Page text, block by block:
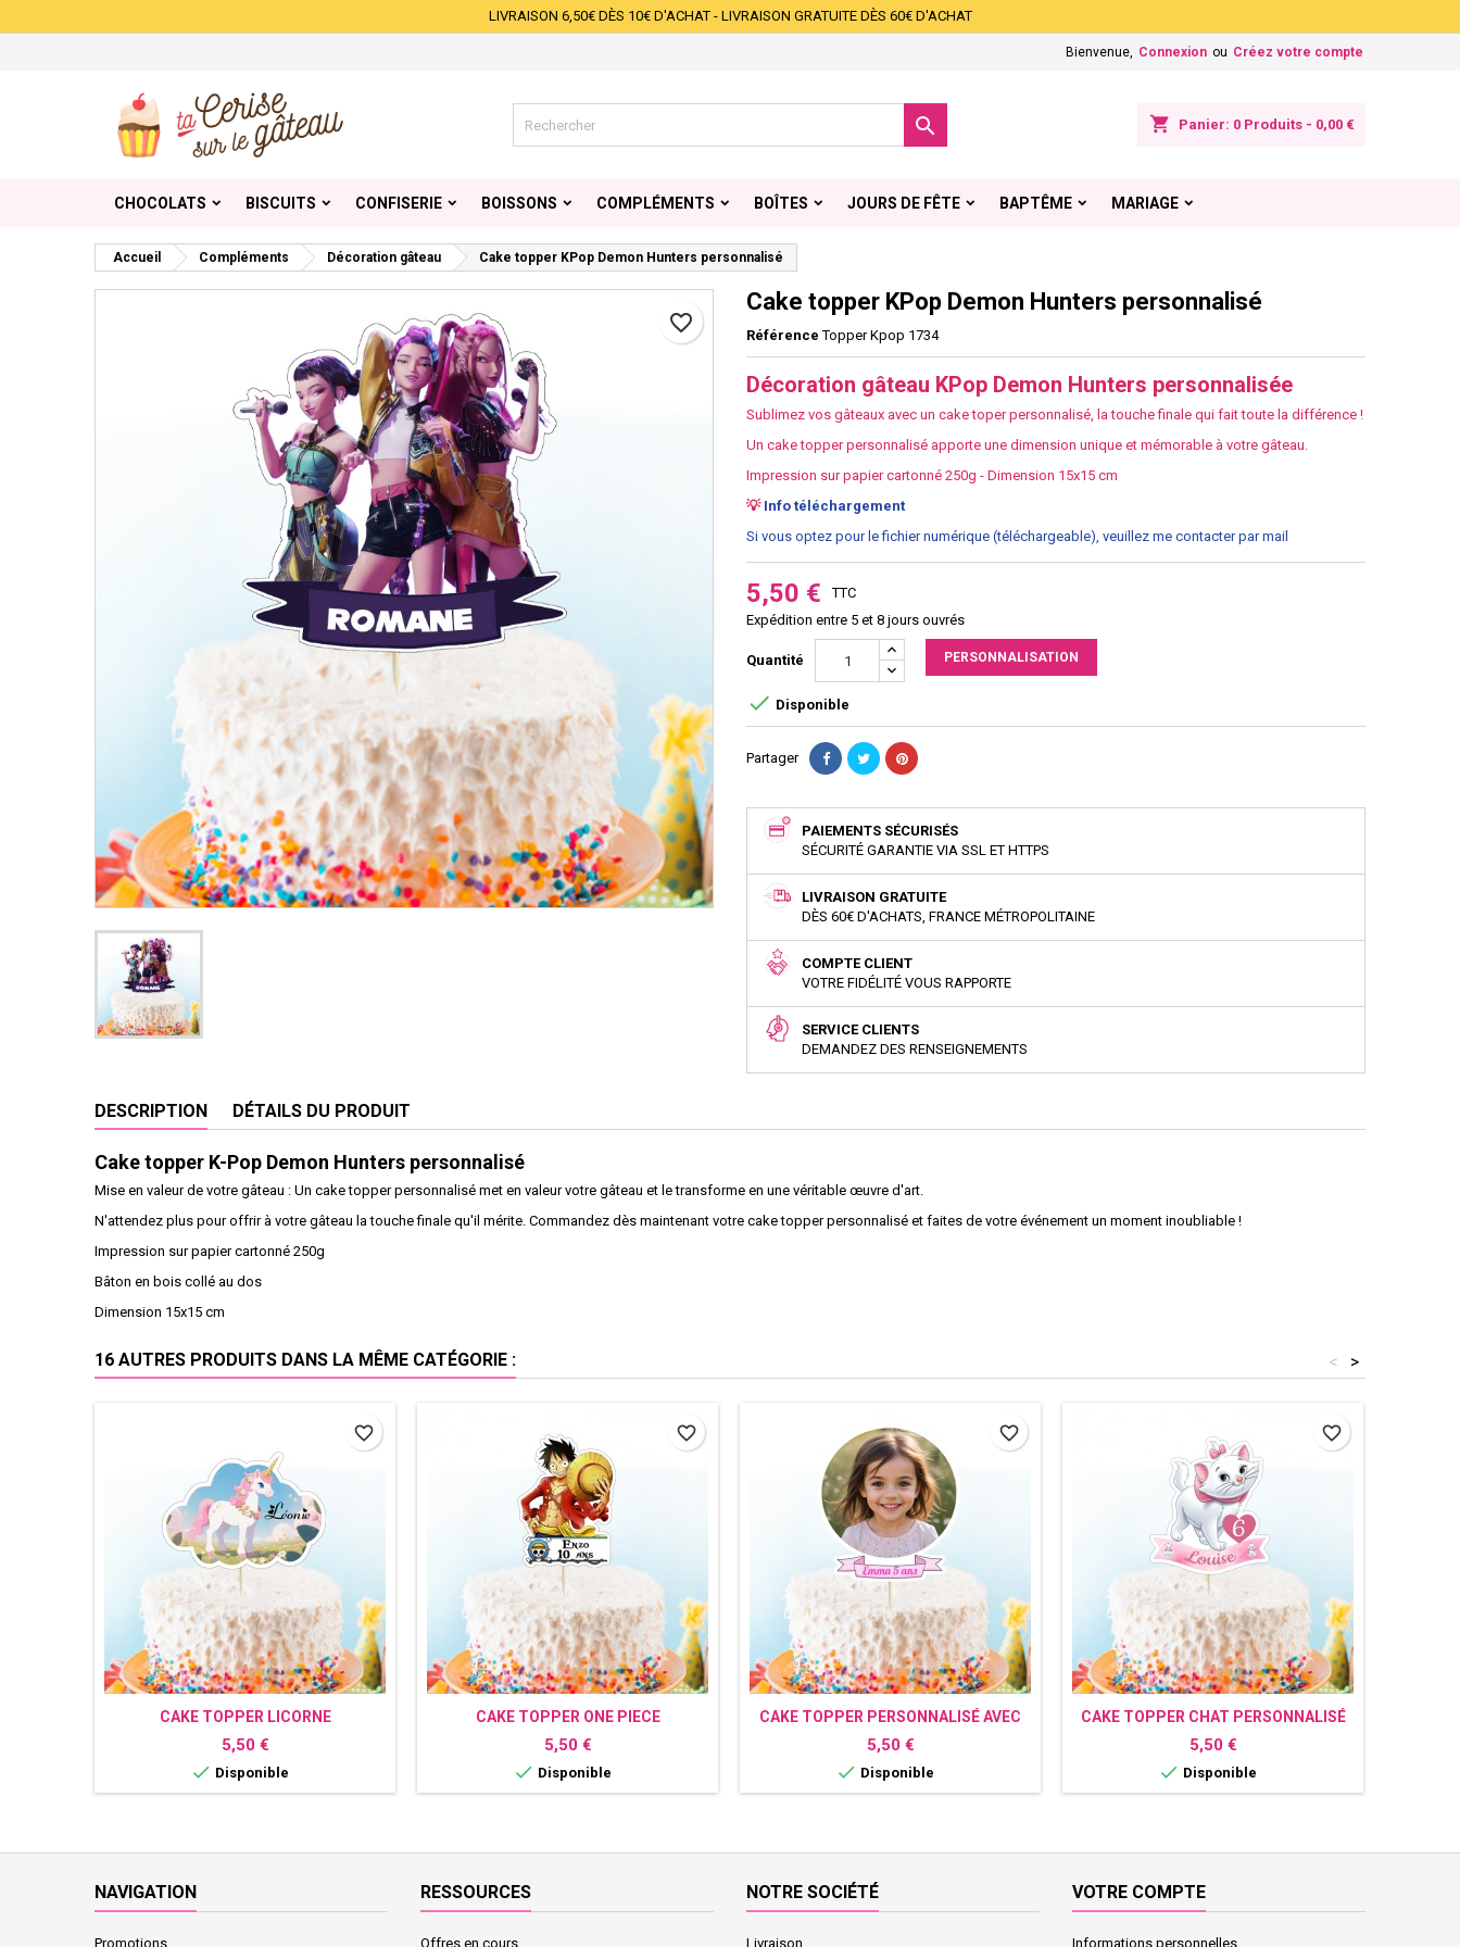
LIVRAISON 6,50€ DÈS 10€ D'ACHAT - LIVRAISON GRATUITE DÈS 60€ D'ACHAT
Bienvenue, Connexion ou Créez votre compte
shopping_cart Panier: 0 Produits - 0,00 €

CHOCOLATS BISCUITS CONFISERIE BOISSONS COMPLÉMENTS BOÎTES JOURS DE FÊTE BAPTÊME MARIAGE
Accueil Compléments Décoration gâteau Cake topper KPop Demon Hunters personnalisé
favorite_border
Cake topper KPop Demon Hunters personnalisé
Référence Topper Kpop 1734
Décoration gâteau KPop Demon Hunters personnalisée
Sublimez vos gâteaux avec un cake toper personnalisé, la touche finale qui fait toute la différence !
Un cake topper personnalisé apporte une dimension unique et mémorable à votre gâteau.
Impression sur papier cartonné 250g - Dimension 15x15 cm
💡 Info téléchargement
Si vous optez pour le fichier numérique (téléchargeable), veuillez me contacter par mail
5,50 €
TTC
Expédition entre 5 et 8 jours ouvrés
Quantité PERSONNALISATION
 Disponible
Partager
PAIEMENTS SÉCURISÉS
SÉCURITÉ GARANTIE VIA SSL ET HTTPS
LIVRAISON GRATUITE
DÈS 60€ D'ACHATS, FRANCE MÉTROPOLITAINE
COMPTE CLIENT
VOTRE FIDÉLITÉ VOUS RAPPORTE
SERVICE CLIENTS
DEMANDEZ DES RENSEIGNEMENTS
DESCRIPTION DÉTAILS DU PRODUIT
Cake topper K-Pop Demon Hunters personnalisé
Mise en valeur de votre gâteau : Un cake topper personnalisé met en valeur votre gâteau et le transforme en une véritable œuvre d'art.
N'attendez plus pour offrir à votre gâteau la touche finale qu'il mérite. Commandez dès maintenant votre cake topper personnalisé et faites de votre événement un moment inoubliable !
Impression sur papier cartonné 250g
Bâton en bois collé au dos
Dimension 15x15 cm
16 AUTRES PRODUITS DANS LA MÊME CATÉGORIE : >
<
CAKE TOPPER LICORNE
PERSONNALISÉ
Prix
5,50 €
 Disponible
favorite_border
CAKE TOPPER ONE PIECE
PERSONNALISÉ
Prix
5,50 €
 Disponible
favorite_border
CAKE TOPPER PERSONNALISÉ AVEC
PHOTO
Prix
5,50 €
 Disponible
favorite_border
CAKE TOPPER CHAT PERSONNALISÉ
Prix
5,50 €
 Disponible
favorite_border
NAVIGATION
Promotions
RESSOURCES
Offres en cours
NOTRE SOCIÉTÉ
Livraison
VOTRE COMPTE
Informations personnelles
Créer une nouvelle liste
Nom de la liste d'envies
Vous devez être connecté pour ajouter des produits à votre liste d'envies.